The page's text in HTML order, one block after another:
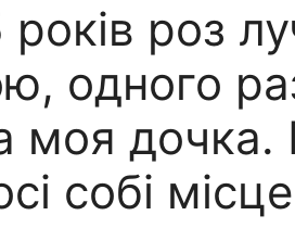
роз
одного
моя дочка.
собі